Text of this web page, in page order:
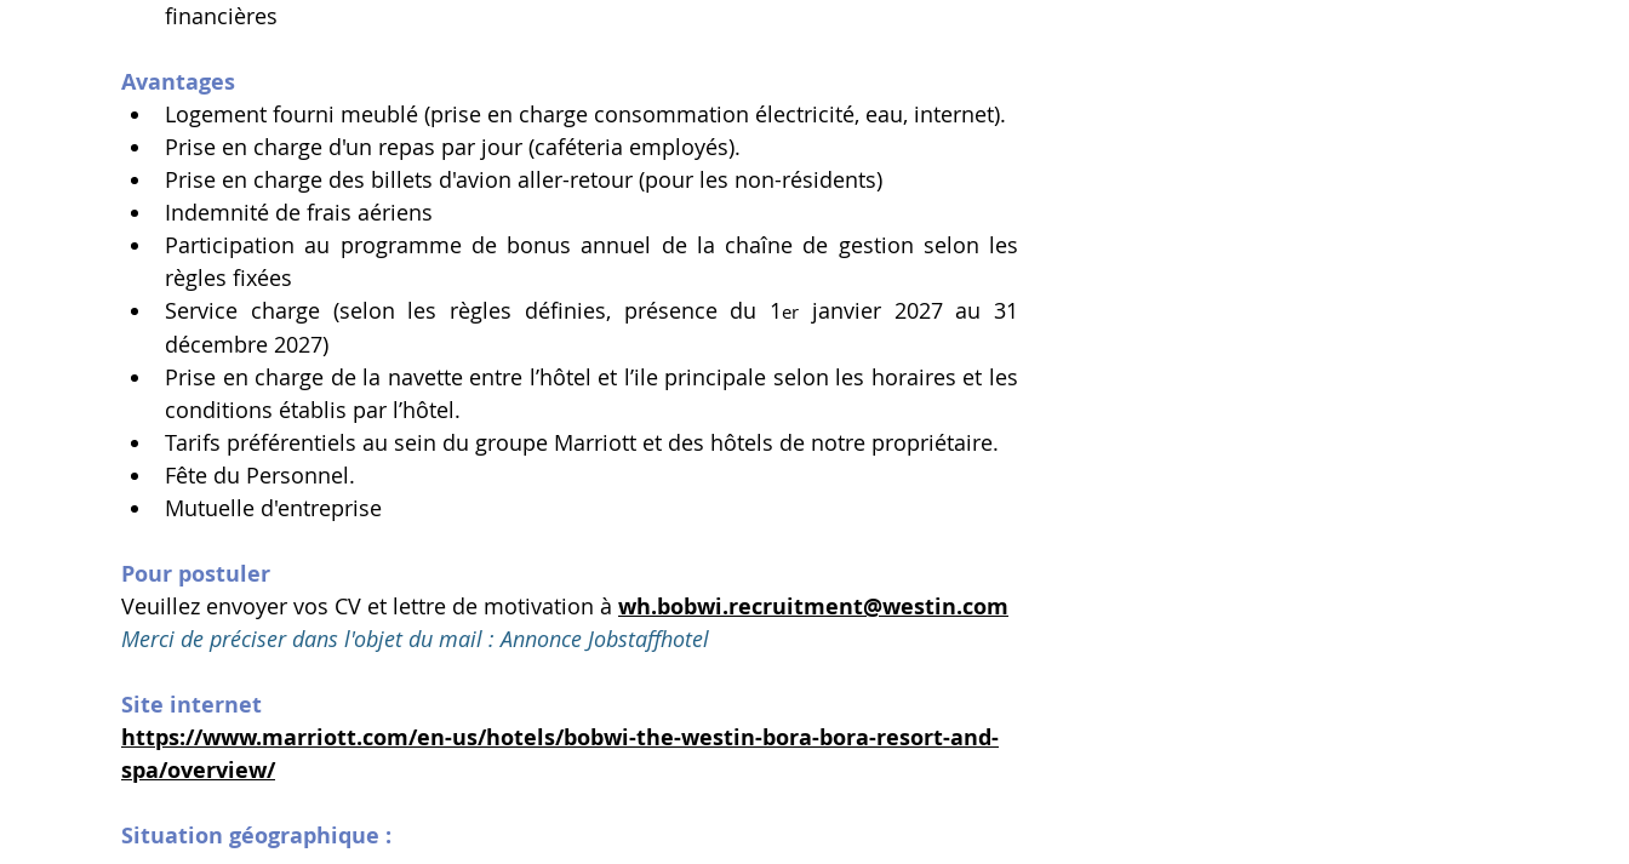
financières
Avantages
Logement fourni meublé (prise en charge consommation électricité, eau, internet).
Prise en charge d'un repas par jour (caféteria employés).
Prise en charge des billets d'avion aller-retour (pour les non-résidents)
Indemnité de frais aériens
Participation au programme de bonus annuel de la chaîne de gestion selon les
règles fixées
Service charge (selon les règles définies, présence du 1er janvier 2027 au 31
décembre 2027)
Prise en charge de la navette entre l’hôtel et l’ile principale selon les horaires et les
conditions établis par l’hôtel.
Tarifs préférentiels au sein du groupe Marriott et des hôtels de notre propriétaire.
Fête du Personnel.
Mutuelle d'entreprise
Pour postuler
Veuillez envoyer vos CV et lettre de motivation à wh.bobwi.recruitment@westin.com
Merci de préciser dans l'objet du mail : Annonce Jobstaffhotel
Site internet
https://www.marriott.com/en-us/hotels/bobwi-the-westin-bora-bora-resort-and-
spa/overview/
Situation géographique :